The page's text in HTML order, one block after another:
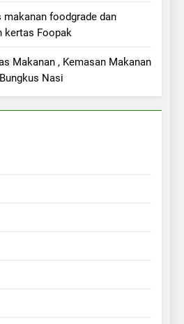
makanan foodgrade dan
kertas Foopak
Makanan , Kemasan Makanan
Nasi